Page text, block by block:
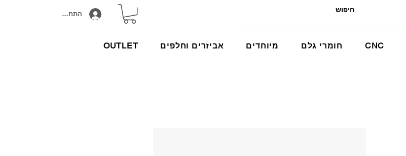
התחבר/הירשם
OUTLET אביזרים וחלפים מיוחדים חומרי גלם CNC